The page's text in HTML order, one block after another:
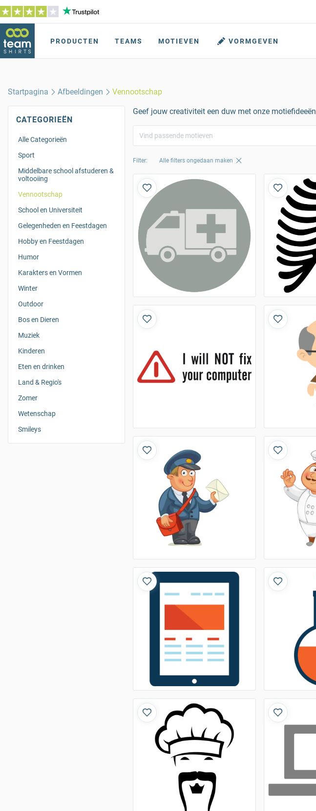
PRODUCTEN TEAMS MOTIEVEN VORMGEVEN
CATEGORIEËN
Alle Categorieën
Sport
Middelbare school afstuderen &
voltooiing
Vennootschap
School en Universiteit
Gelegenheden en Feestdagen
Hobby en Feestdagen
Humor
Karakters en Vormen
Winter
Outdoor
Bos en Dieren
Muziek
Kinderen
Eten en drinken
Land & Regio's
Zomer
Wetenschap
Smileys
Startpagina Afbeeldingen Vennootschap
Geef jouw creativiteit een duw met onze motiefideeën
Filter: Alle filters ongedaan maken